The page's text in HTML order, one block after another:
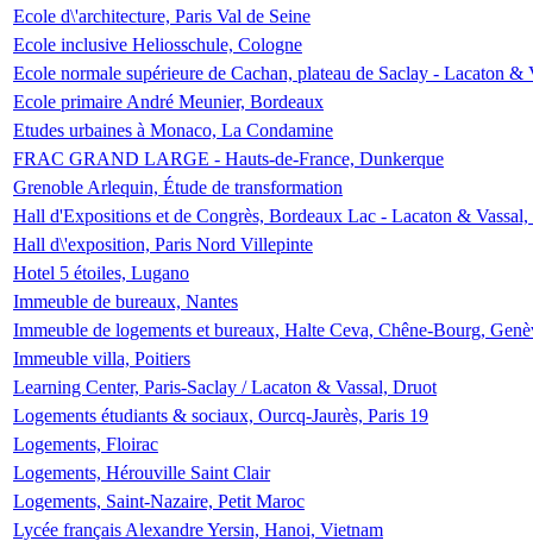
Ecole d\'architecture, Paris Val de Seine
Ecole inclusive Heliosschule, Cologne
Ecole normale supérieure de Cachan, plateau de Saclay - Lacaton &
Ecole primaire André Meunier, Bordeaux
Etudes urbaines à Monaco, La Condamine
FRAC GRAND LARGE - Hauts-de-France, Dunkerque
Grenoble Arlequin, Étude de transformation
Hall d'Expositions et de Congrès, Bordeaux Lac - Lacaton &
Hall d\'exposition, Paris Nord Villepinte
Hotel 5 étoiles, Lugano
Immeuble de bureaux, Nantes
Immeuble de logements et bureaux, Halte Ceva, Chêne-Bourg,
Immeuble villa, Poitiers
Learning Center, Paris-Saclay / Lacaton & Vassal, Druot
Logements étudiants & sociaux, Ourcq-Jaurès, Paris 19
Logements, Floirac
Logements, Hérouville Saint Clair
Logements, Saint-Nazaire, Petit Maroc
Lycée français Alexandre Yersin, Hanoi, Vietnam